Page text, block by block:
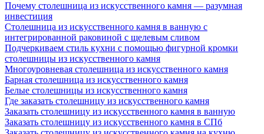
Почему столешница из искусственного камня — разумная
инвестиция
Столешница из искусственного камня в ванную с
интегрированной раковиной с щелевым сливом
Подчеркиваем стиль кухни с помощью фигурной кромки
столешницы из искусственного камня
Многоуровневая столешница из искусственного камня
Барная столешница из искусственного камня
Белые столешницы из искусственного камня
Где заказать столешницу из искусственного камня
Заказать столешницу из искусственного камня в ванную
Заказать столешницу из искусственного камня в СПб